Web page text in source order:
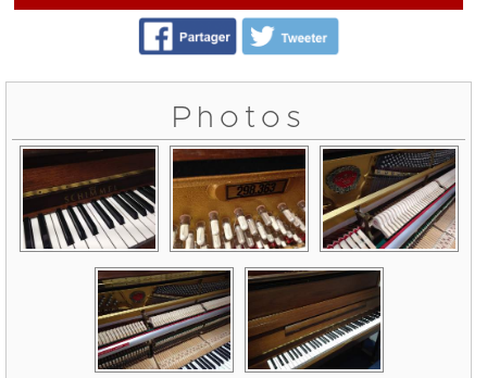
Photos